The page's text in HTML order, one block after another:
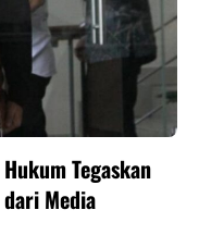
Tegaskan
Media